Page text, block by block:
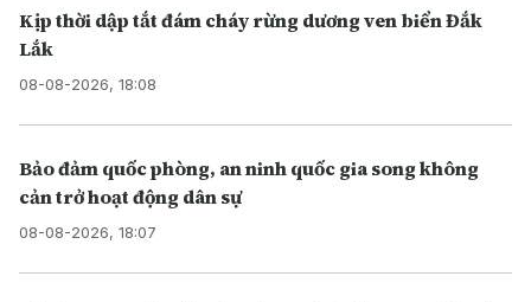
Kịp thời dập tắt đám cháy rừng dương ven biển Đắk
Lắk
08-08-2026, 18:08
Bảo đảm quốc phòng, an ninh quốc gia song không
cản trở hoạt động dân sự
08-08-2026, 18:07